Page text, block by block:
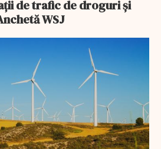
de trafic de droguri și
WSJ